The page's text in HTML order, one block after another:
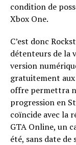
condition de
Xbox One.
C’est donc
détenteurs de la
version
gratuitement aux
offre permettra
progression en
coïncide avec la
GTA Online, un
été, sans date de